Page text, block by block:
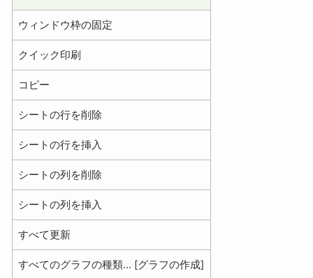
ウィンドウ枠の固定
クイック印刷
コピー
シートの行を削除
シートの行を挿入
シートの列を削除
シートの列を挿入
すべて更新
すべてのグラフの種類... [グラフの作成]